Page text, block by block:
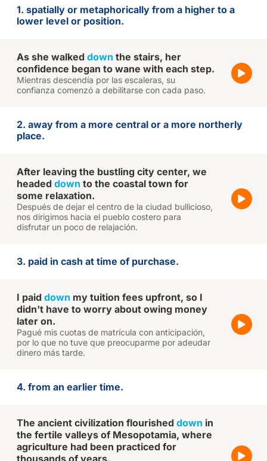
1. spatially or metaphorically from a higher to a
lower level or position.
As she walked down the stairs, her
confidence began to wane with each step.
Mientras descendía por las escaleras, su
confianza comenzó a debilitarse con cada paso.
2. away from a more central or a more northerly
place.
After leaving the bustling city center, we
headed down to the coastal town for
some relaxation.
Después de dejar el centro de la ciudad bullicioso,
nos dirigimos hacia el pueblo costero para
disfrutar un poco de relajación.
3. paid in cash at time of purchase.
I paid down my tuition fees upfront, so I
didn't have to worry about owing money
later on.
Pagué mis cuotas de matrícula con anticipación,
por lo que no tuve que preocuparme por adeudar
dinero más tarde.
4. from an earlier time.
The ancient civilization flourished down in
the fertile valleys of Mesopotamia, where
agriculture had been practiced for
thousands of years.